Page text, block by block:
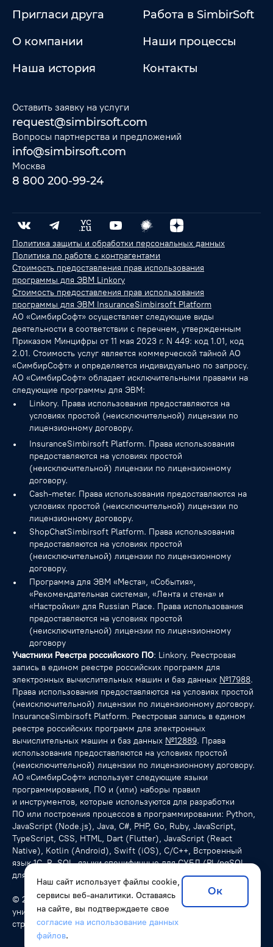
Пригласи друга
Работа в SimbirSoft
О компании
Наши процессы
Наша история
Контакты
Оставить заявку на услуги
request@simbirsoft.com
Вопросы партнерства и предложений
info@simbirsoft.com
Москва
8 800 200-99-24
Политика защиты и обработки персональных данных
Политика по работе с контрагентами
Стоимость предоставления прав использования
программы для ЭВМ Linkory
Стоимость предоставления прав использования
программы для ЭВМ InsuranceSimbirsoft Platform
АО «СимбирСофт» осуществляет следующие виды
деятельности в соответствии с перечнем, утвержденным
Приказом Минцифры от 11 мая 2023 г. N 449: код 1.01, код
2.01. Стоимость услуг является коммерческой тайной АО
«СимбирСофт» и определяется индивидуально по запросу.
АО «СимбирСофт» обладает исключительными правами на
следующие программы для ЭВМ:
Linkory. Права использования предоставляются на
условиях простой (неисключительной) лицензии по
лицензионному договору.
InsuranceSimbirsoft Platform. Права использования
предоставляются на условиях простой
(неисключительной) лицензии по лицензионному
договору.
Cash-meter. Права использования предоставляются на
условиях простой (неисключительной) лицензии по
лицензионному договору.
ShopChatSimbirsoft Platform. Права использования
предоставляются на условиях простой
(неисключительной) лицензии по лицензионному
договору.
Программа для ЭВМ «Места», «События»,
«Рекомендательная система», «Лента и стена» и
«Настройки» для Russian Place. Права использования
предоставляются на условиях простой
(неисключительной) лицензии по лицензионному
договору
Участники Реестра российского ПО: Linkory. Реестровая
запись в едином реестре российских программ для
электронных вычислительных машин и баз данных №17988.
Права использования предоставляются на условиях простой
(неисключительной) лицензии по лицензионному договору.
InsuranceSimbirsoft Platform. Реестровая запись в едином
реестре российских программ для электронных
вычислительных машин и баз данных №12889. Права
использования предоставляются на условиях простой
(неисключительной) лицензии по лицензионному договору.
АО «СимбирСофт» использует следующие языки
программирования, ПО и (или) наборы правил
и инструментов, которые используются для разработки
ПО или построения процессов в программировании: Python,
JavaScript (Node.js), Java, C#, PHP, Go, Ruby, JavaScript,
TypeScript, CSS, HTML, Dart (Flutter), JavaScript (React
Native), Kotlin (Android), Swift (iOS), С/C++, Встроенный
язык 1С, R, SQL, языки специфичные для СУБД (PL/pgSQL
для PostgreSQL), NoSQL-запросы.
© 2026 SimbirSoft, ISO 9001:2015. Мы разрабатываем
уникальные программные решения для компаний из разных
стран.
Наш сайт использует файлы cookie,
сервисы веб-аналитики. Оставаясь
на сайте, вы подтверждаете свое
согласие на использование данных
файлов.
Ок